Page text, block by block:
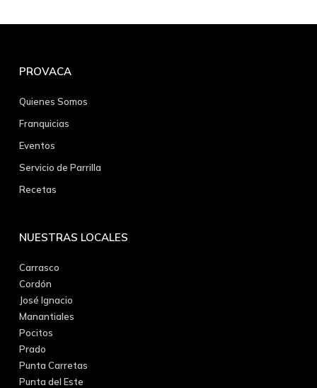
PROVACA
Quienes Somos
Franquicias
Eventos
Servicio de Parrilla
Recetas
NUESTRAS LOCALES
Carrasco
Cordón
José Ignacio
Manantiales
Pocitos
Prado
Punta Carretas
Punta del Este